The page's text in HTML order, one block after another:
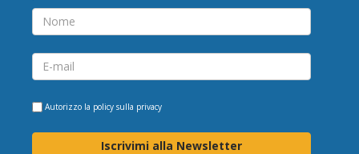
Autorizzo la policy sulla privacy
Iscrivimi alla Newsletter